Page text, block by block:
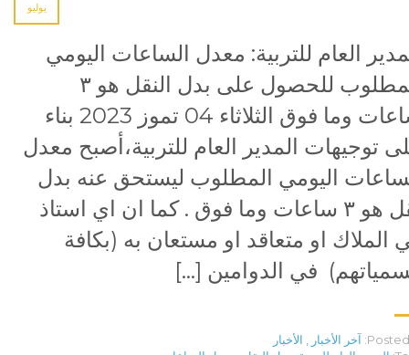
يوليو
العام للتربية: معدل الساعات اليومي
المطلوب للحصول على بدل النقل هو ٣
ساعات وما فوق الثلاثاء 04 تموز 2023 بناء
توجيهات المدير العام للتربية،أصبح معدل
اليومي المطلوب ليستحق عنه بدل
نقل هو ٣ ساعات وما فوق . كما ان اي استاذ
الملاك او متعاقد او مستعان به (بكافة
في الدوامين […]
Posted آخر الأخبار , الأخبار